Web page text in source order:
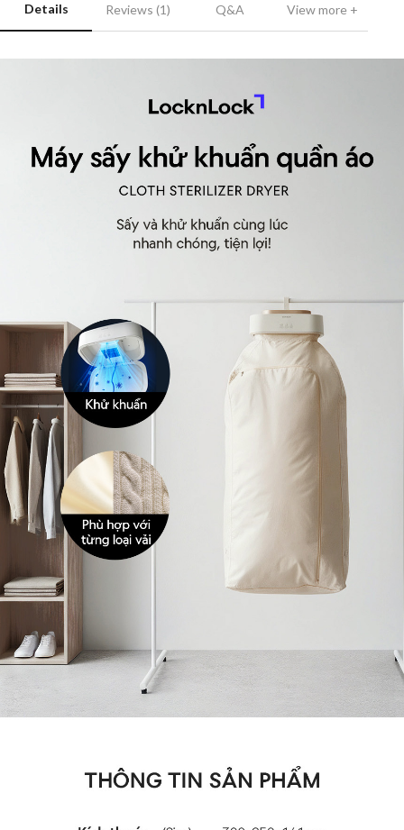
Details Reviews (1) Q&A View more +